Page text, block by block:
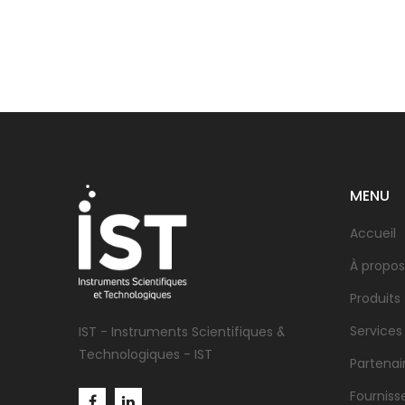
IST - Instruments Scientifiques &
Technologiques - IST
MENU
Accueil
À propos
Produits
Services